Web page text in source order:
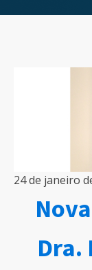
24 de janeiro
Dra.